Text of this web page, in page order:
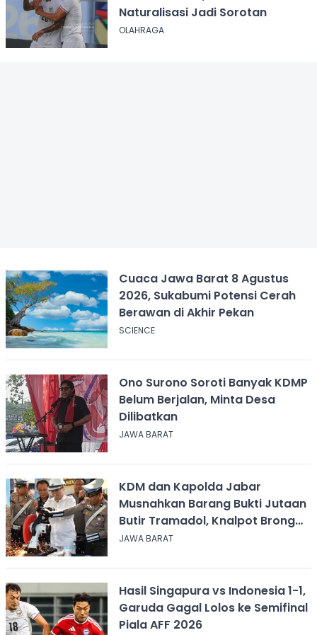
Naturalisasi Jadi Sorotan
OLAHRAGA
Cuaca Jawa Barat 8 Agustus
2026, Sukabumi Potensi Cerah
Berawan di Akhir Pekan
SCIENCE
Ono Surono Soroti Banyak KDMP
Belum Berjalan, Minta Desa
Dilibatkan
JAWA BARAT
KDM dan Kapolda Jabar
Musnahkan Barang Bukti Jutaan
Butir Tramadol, Knalpot Brong
hingga Miras
JAWA BARAT
Hasil Singapura vs Indonesia 1-1,
Garuda Gagal Lolos ke Semifinal
Piala AFF 2026